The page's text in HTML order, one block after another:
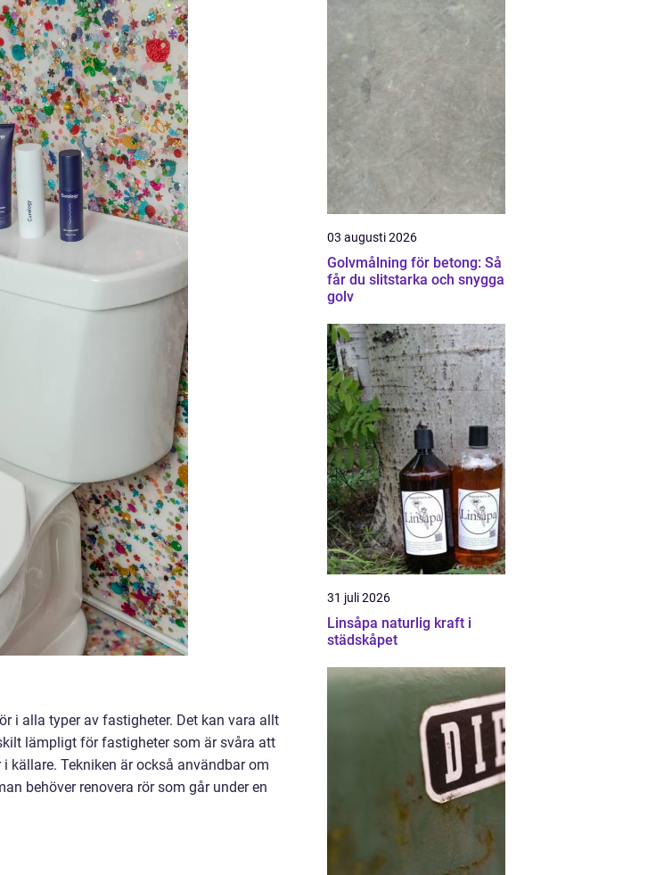
i alla typer av fastigheter. Det kan vara allt
lämpligt för fastigheter som är svåra att
källare. Tekniken är också användbar om
behöver renovera rör som går under en
03 augusti 2026
Golvmålning för betong: Så
får du slitstarka och snygga
golv
31 juli 2026
Linsåpa naturlig kraft i
städskåpet